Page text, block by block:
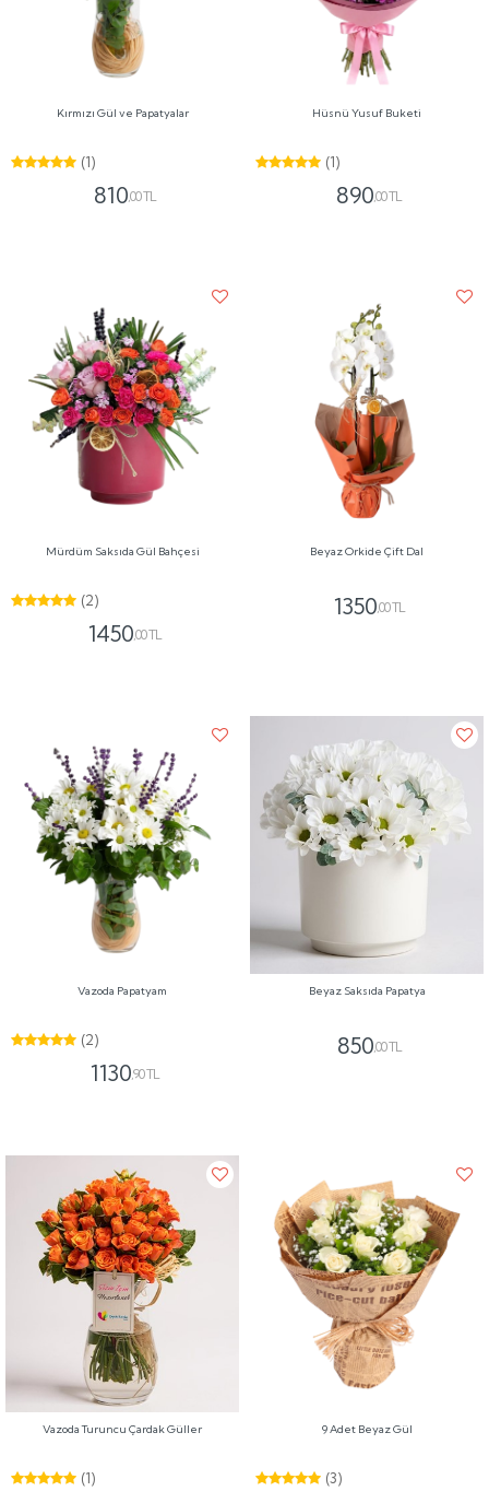
Kırmızı Gül ve Papatyalar
(1)
810,00 TL
Hüsnü Yusuf Buketi
(1)
890,00 TL
Mürdüm Saksıda Gül Bahçesi
(2)
1450,00 TL
Beyaz Orkide Çift Dal
1350,00 TL
Vazoda Papatyam
(2)
1130,90 TL
Beyaz Saksıda Papatya
850,00 TL
Vazoda Turuncu Çardak Güller
(1)
9 Adet Beyaz Gül
(3)